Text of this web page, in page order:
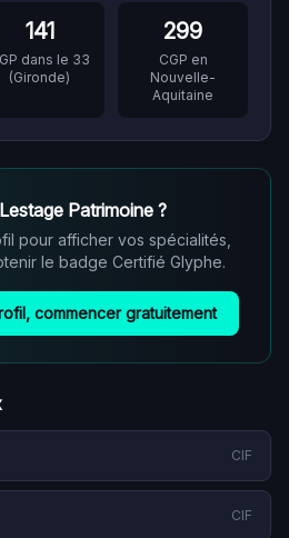
141
dans le 33
(Gironde)
299
CGP en
Nouvelle-
Aquitaine
Lestage Patrimoine?
pour afficher vos spécialités,
le badge Certifié Glyphe.
commencer gratuitement
CIF
CIF